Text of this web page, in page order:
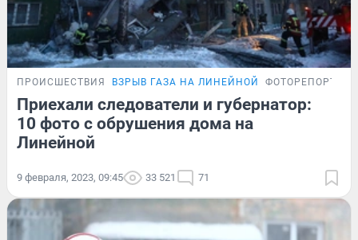
ПРОИСШЕСТВИЯ ВЗРЫВ ГАЗА НА ЛИНЕЙНОЙ ФОТОРЕПОРТАЖ
Приехали следователи и губернатор:
10 фото с обрушения дома на
Линейной
9 февраля, 2023, 09:45 33 521 71